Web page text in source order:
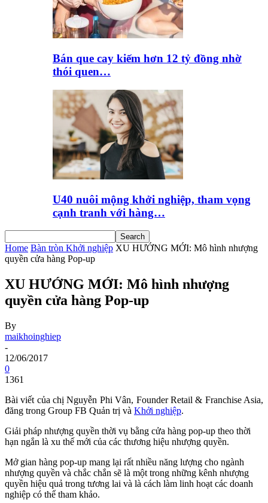
Bán que cay kiếm hơn 12 tỷ đồng nhờ
thói quen…
U40 nuôi mộng khởi nghiệp, tham vọng
cạnh tranh với hàng…
Home Bàn tròn Khởi nghiệp XU HƯỚNG MỚI: Mô hình nhượng
quyền cửa hàng Pop-up
XU HƯỚNG MỚI: Mô hình nhượng
quyền cửa hàng Pop-up
By
maikhoinghiep
-
12/06/2017
0
1361
Bài viết của chị Nguyễn Phi Vân, Founder Retail & Franchise Asia,
đăng trong Group FB Quản trị và Khởi nghiệp.
Giải pháp nhượng quyền thời vụ bằng cửa hàng pop-up theo thời
hạn ngắn là xu thế mới của các thương hiệu nhượng quyền.
Mở gian hàng pop-up mang lại rất nhiều năng lượng cho ngành
nhượng quyền và chắc chắn sẽ là một trong những kênh nhượng
quyền hiệu quả trong tương lai và là cách làm linh hoạt các doanh
nghiệp có thể tham khảo.